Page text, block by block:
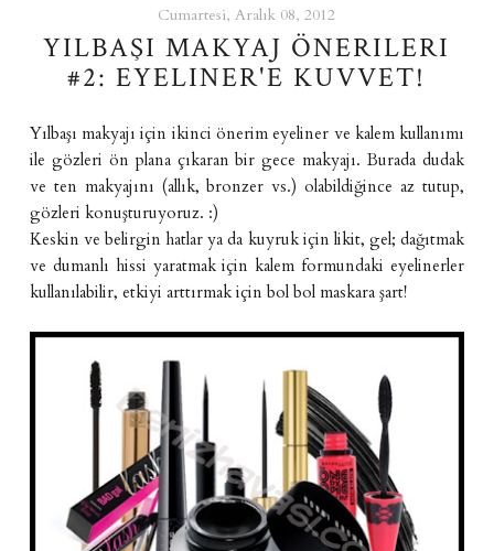
Cumartesi, Aralık 08, 2012
YILBAŞI MAKYAJ ÖNERILERI
#2: EYELINER'E KUVVET!
Yılbaşı makyajı için ikinci önerim eyeliner ve kalem kullanımı
ile gözleri ön plana çıkaran bir gece makyajı. Burada dudak
ve ten makyajını (allık, bronzer vs.) olabildiğince az tutup,
gözleri konuşturuyoruz. :)
Keskin ve belirgin hatlar ya da kuyruk için likit, gel; dağıtmak
ve dumanlı hissi yaratmak için kalem formundaki eyelinerler
kullanılabilir, etkiyi arttırmak için bol bol maskara şart!